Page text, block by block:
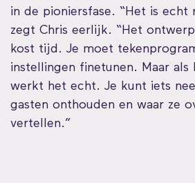
in de pioniersfase. “Het is echt
zegt Chris eerlijk. “Het
kost tijd. Je moet
instellingen finetunen. Maar als
werkt het echt. Je kunt iets
gasten onthouden en waar ze
vertellen.”